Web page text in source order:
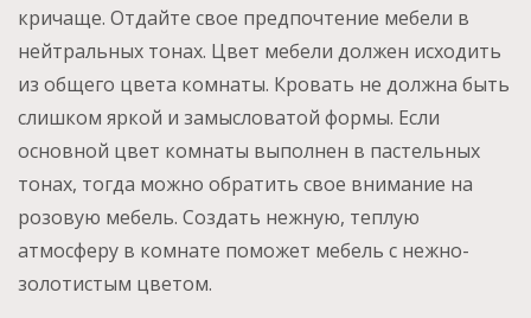
кричаще. Отдайте свое предпочтение мебели в
нейтральных тонах. Цвет мебели должен исходить
из общего цвета комнаты. Кровать не должна быть
слишком яркой и замысловатой формы. Если
основной цвет комнаты выполнен в пастельных
тонах, тогда можно обратить свое внимание на
розовую мебель. Создать нежную, теплую
атмосферу в комнате поможет мебель с нежно-
золотистым цветом.